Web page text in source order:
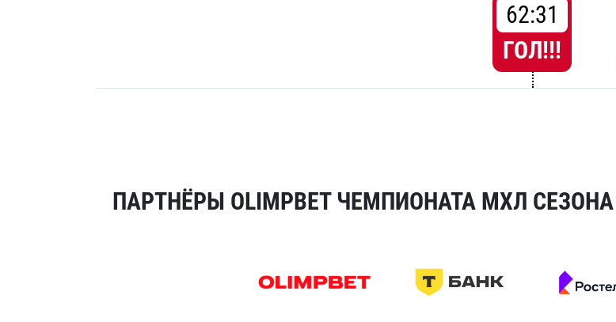
62:31
ГОЛ!!!
ПАРТНЁРЫ OLIMPBET ЧЕМПИОНАТА МХЛ СЕЗОНА